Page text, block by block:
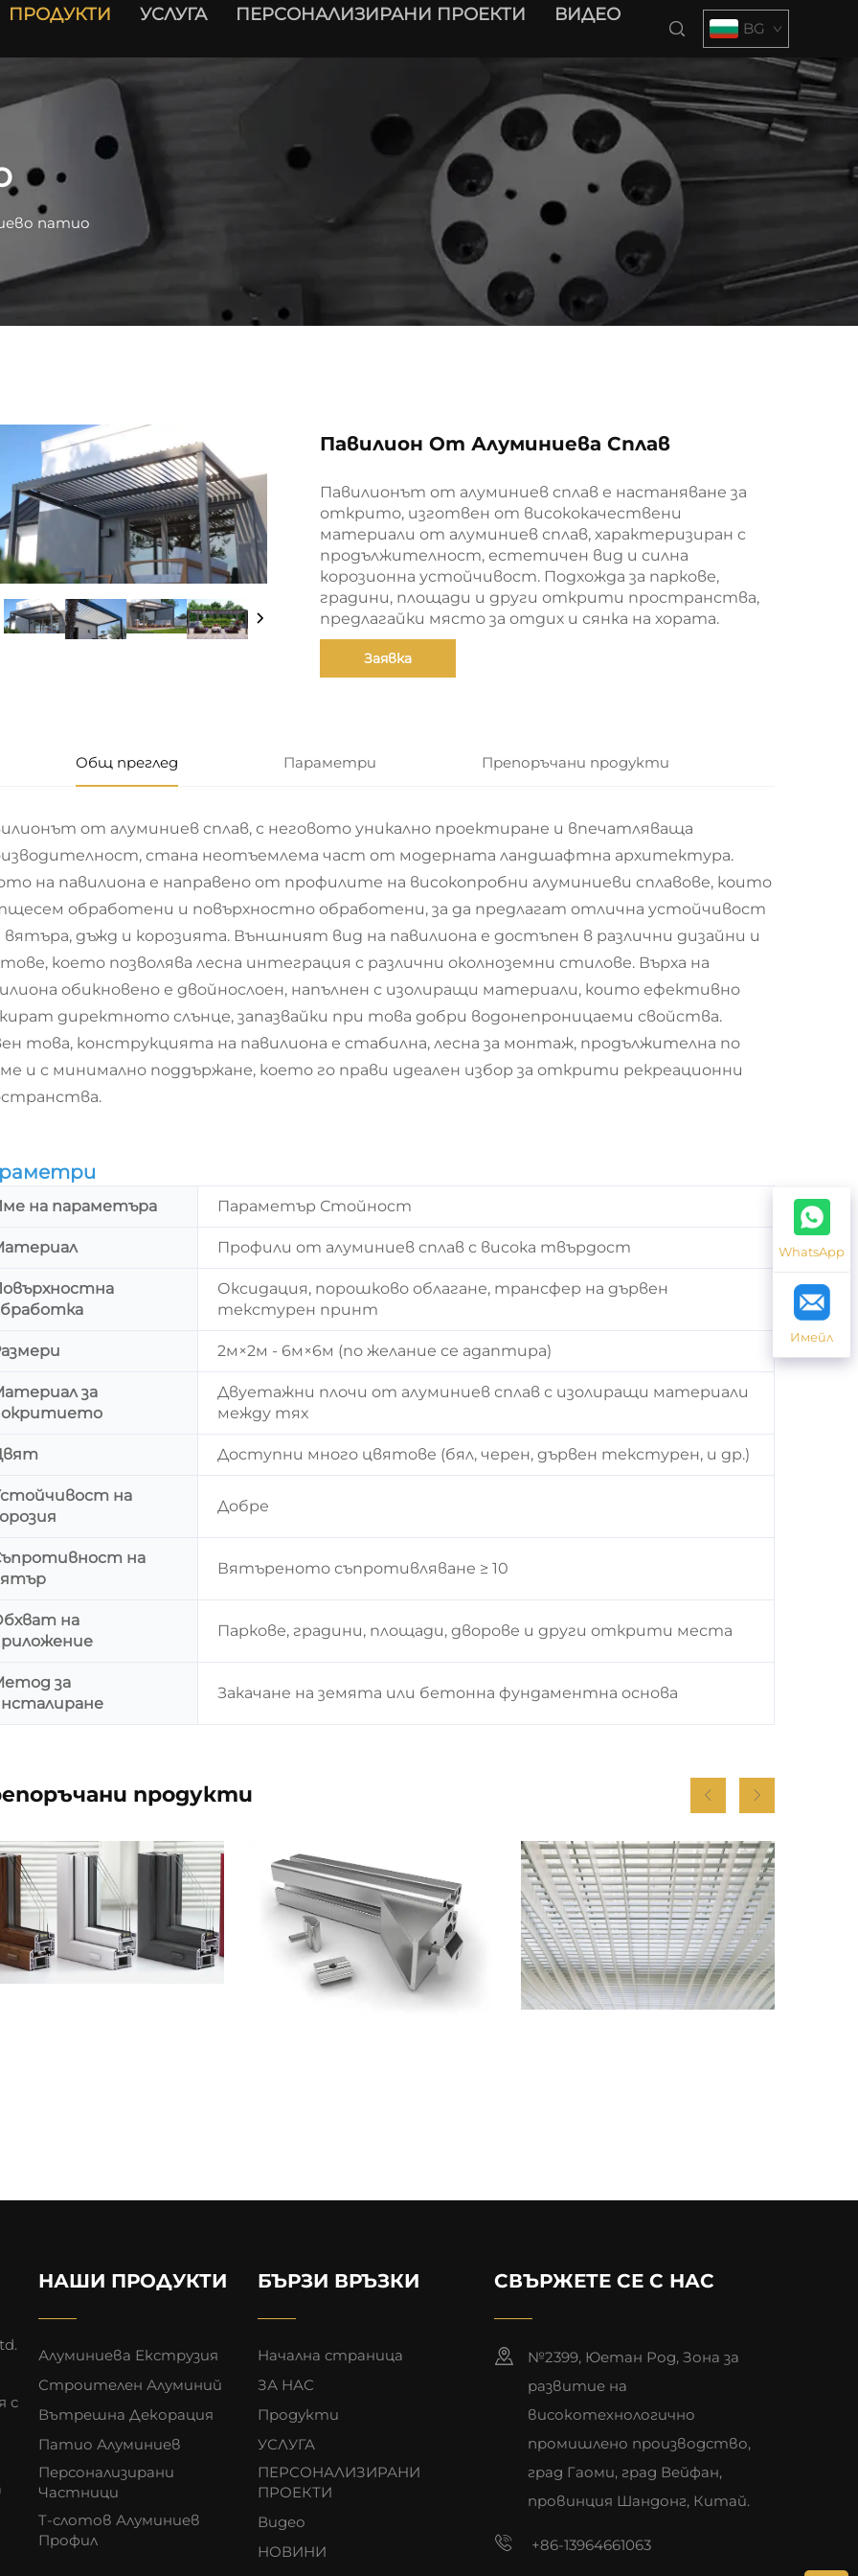
ПРОДУКТИ УСЛУГА ПЕРСОНАЛИЗИРАНИ ПРОЕКТИ ВИДЕО
BG
патио
Павилион От Алуминиева Сплав
Павилионът от алуминиев сплав е настаняване за
открито, изготвен от висококачествени
материали от алуминиев сплав, характеризиран с
продължителност, естетичен вид и силна
корозионна устойчивост. Подхожда за паркове,
градини, площади и други открити пространства,
предлагайки място за отдих и сянка на хората.
Заявка
Общ преглед Параметри Препоръчани продукти
от алуминиев сплав, с неговото уникално проектиране и впечатляваща
стана неотъемлема част от модерната ландшафтна архитектура.
на павилиона е направено от профилите на високопробни алуминиеви сплавове, които
обработени и повърхностно обработени, за да предлагат отлична устойчивост
вятъра, дъжд и корозията. Външният вид на павилиона е достъпен в различни дизайни и
което позволява лесна интеграция с различни околноземни стилове. Върха на
обикновено е двойнослоен, напълнен с изолиращи материали, които ефективно
директното слънце, запазвайки при това добри водонепроницаеми свойства.
това, конструкцията на павилиона е стабилна, лесна за монтаж, продължителна по
и с минимално поддържане, което го прави идеален избор за открити рекреационни
на параметъра Параметър Стойност
Профили от алуминиев сплав с висока твърдост
Оксидация, порошково облагане, трансфер на дървен
текстурен принт
2м×2м - 6м×6м (по желание се адаптира)
за
Двуетажни плочи от алуминиев сплав с изолиращи материали
между тях
Доступни много цвятове (бял, черен, дървен текстурен, и др.)
на
Добре
на
Вятъреното съпротивляване ≥ 10
на
Паркове, градини, площади, дворове и други открити места
за
Закачане на земята или бетонна фундаментна основа
продукти
WhatsApp
Имейл
с
НАШИ ПРОДУКТИ
Алуминиева Екструзия
Строителен Алуминий
Вътрешна Декорация
Патио Алуминиев
Персонализирани
Частници
T-слотов Алуминиев
Профил
БЪРЗИ ВРЪЗКИ
Начална страница
ЗА НАС
Продукти
УСЛУГА
ПЕРСОНАЛИЗИРАНИ
ПРОЕКТИ
Видео
НОВИНИ
СВЪРЖЕТЕ СЕ С НАС
№2399, Юетан Род, Зона за
развитие на
високотехнологично
промишлено производство,
град Гаоми, град Вейфан,
провинция Шандонг, Китай.
+86-13964661063